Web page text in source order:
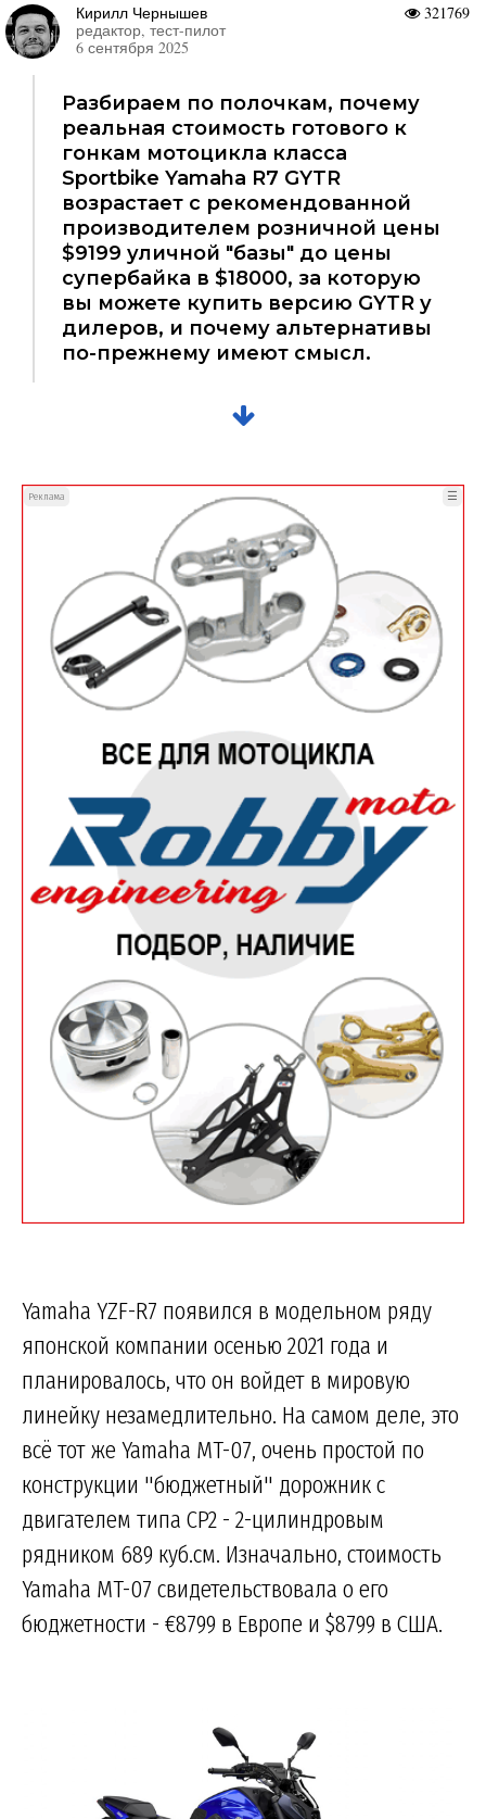
321769
Кирилл Чернышев
редактор, тест-пилот
6 сентября 2025
Разбираем по полочкам, почему
реальная стоимость готового к
гонкам мотоцикла класса
Sportbike Yamaha R7 GYTR
возрастает с рекомендованной
производителем розничной цены
$9199 уличной "базы" до цены
супербайка в $18000, за которую
вы можете купить версию GYTR у
дилеров, и почему альтернативы
по-прежнему имеют смысл.
Реклама ☰
Yamaha YZF-R7 появился в модельном ряду
японской компании осенью 2021 года и
планировалось, что он войдет в мировую
линейку незамедлительно. На самом деле, это
всё тот же Yamaha MT-07, очень простой по
конструкции "бюджетный" дорожник с
двигателем типа CP2 - 2-цилиндровым
рядником 689 куб.см. Изначально, стоимость
Yamaha MT-07 свидетельствовала о его
бюджетности - €8799 в Европе и $8799 в США.